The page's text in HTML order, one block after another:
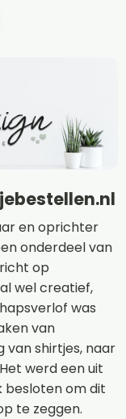
en oprichter
onderdeel van
op
wel creatief,
was
van
van shirtjes, naar
werd een uit
besloten om dit
te zeggen.